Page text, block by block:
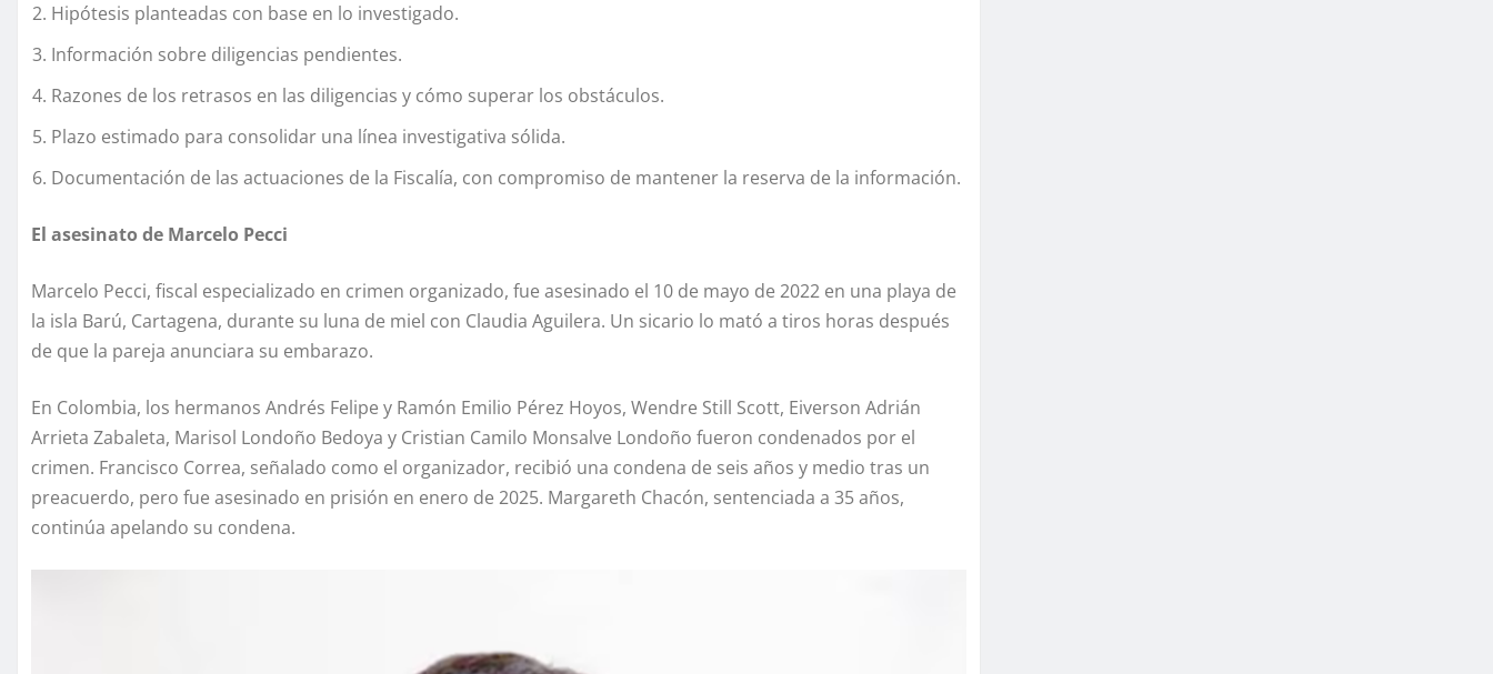
Hipótesis planteadas con base en lo investigado.
Información sobre diligencias pendientes.
Razones de los retrasos en las diligencias y cómo superar los obstáculos.
Plazo estimado para consolidar una línea investigativa sólida.
Documentación de las actuaciones de la Fiscalía, con compromiso de mantener la reserva de la información.
El asesinato de Marcelo Pecci
Marcelo Pecci, fiscal especializado en crimen organizado, fue asesinado el 10 de mayo de 2022 en una playa de
la isla Barú, Cartagena, durante su luna de miel con Claudia Aguilera. Un sicario lo mató a tiros horas después
de que la pareja anunciara su embarazo.
En Colombia, los hermanos Andrés Felipe y Ramón Emilio Pérez Hoyos, Wendre Still Scott, Eiverson Adrián
Arrieta Zabaleta, Marisol Londoño Bedoya y Cristian Camilo Monsalve Londoño fueron condenados por el
crimen. Francisco Correa, señalado como el organizador, recibió una condena de seis años y medio tras un
preacuerdo, pero fue asesinado en prisión en enero de 2025. Margareth Chacón, sentenciada a 35 años,
continúa apelando su condena.